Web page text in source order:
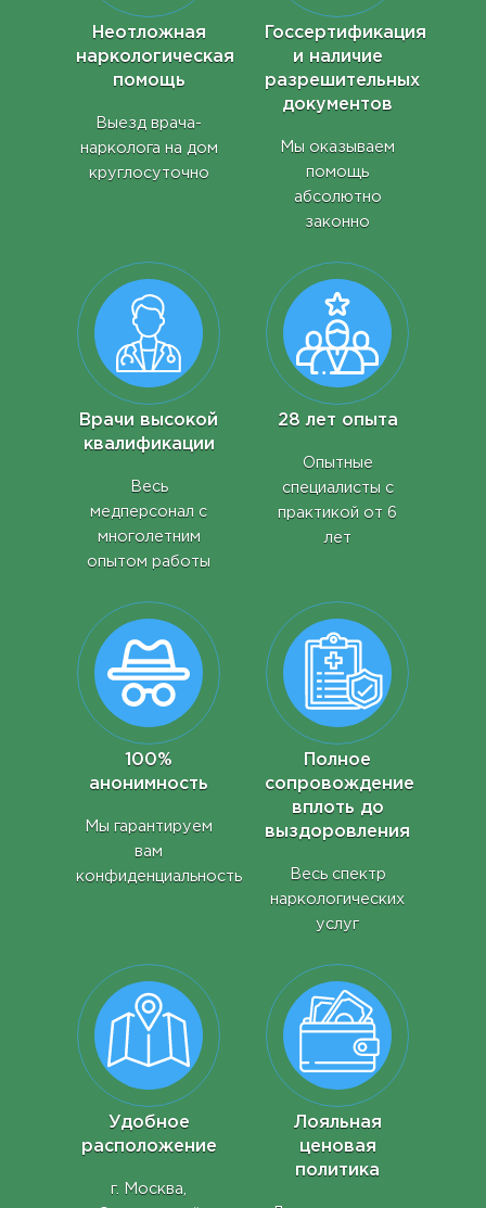
Неотложная
наркологическая
помощь
Выезд врача-
нарколога на дом
круглосуточно
Госсертификация
и наличие
разрешительных
документов
Мы оказываем
помощь
абсолютно
законно
Врачи высокой
квалификации
Весь
медперсонал с
многолетним
опытом работы
28 лет опыта
Опытные
специалисты с
практикой от 6
лет
100%
анонимность
Мы гарантируем
вам
конфиденциальность
Полное
сопровождение
вплоть до
выздоровления
Весь спектр
наркологических
услуг
Удобное
расположение
г. Москва,
Лояльная
ценовая
политика